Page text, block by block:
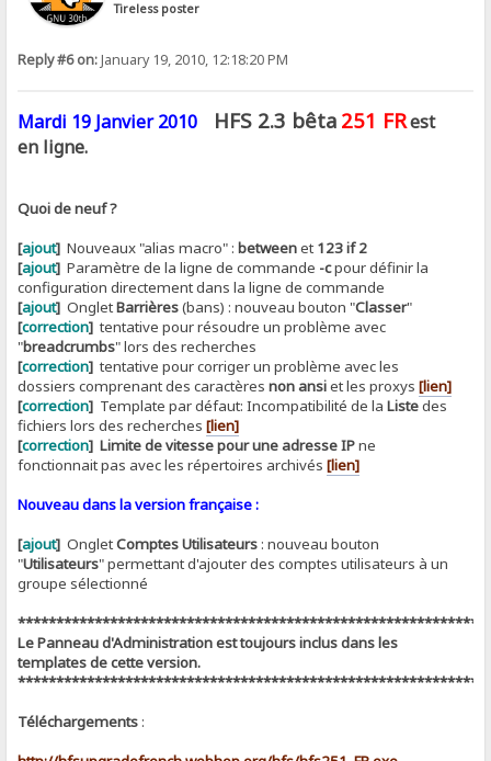
Tireless poster
Reply #6 on:January 19, 2010, 12:18:20 PM
Mardi 19 Janvier 2010 HFS 2.3 bêta 251 FRest
en ligne.
Quoi de neuf ?
[ajout] Nouveaux "alias macro" :betweenet 123 if 2
[ajout] Paramètre de la ligne de commande -cpour définir la
configuration directement dans la ligne de commande
[ajout] OngletBarrières(bans) : nouveau bouton "Classer"
[correction] tentative pour résoudre un problème avec
"breadcrumbs" lors des recherches
[correction] tentative pour corriger un problème avec les
dossiers comprenant des caractèresnon ansiet les proxys[lien]
[correction] Template par défaut: Incompatibilité de laListedes
fichiers lors des recherches[lien]
[correction] Limite de vitesse pour une adresse IPne
fonctionnait pas avec les répertoires archivés[lien]
Nouveau dans la version française :
[ajout] OngletComptes Utilisateurs : nouveau bouton
"Utilisateurs" permettant d'ajouter des comptes utilisateurs à un
groupe sélectionné
Le Panneau d'Administration est toujours inclus dans les
templates de cette version.
Téléchargements :